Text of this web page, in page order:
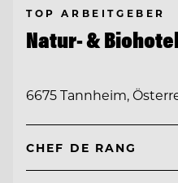
TOP ARBEITGEBER
Natur- &
6675 Tannheim,
CHEF DE RANG